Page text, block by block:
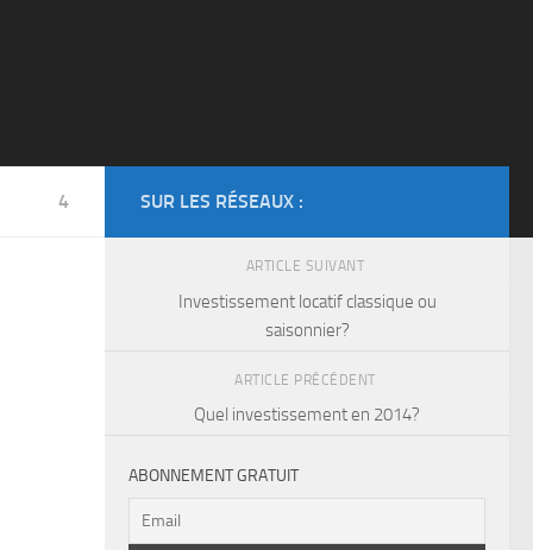
4 SUR LES RÉSEAUX :
ARTICLE SUIVANT
Investissement locatif classique ou
saisonnier?
ARTICLE PRÉCÉDENT
Quel investissement en 2014?
ABONNEMENT GRATUIT